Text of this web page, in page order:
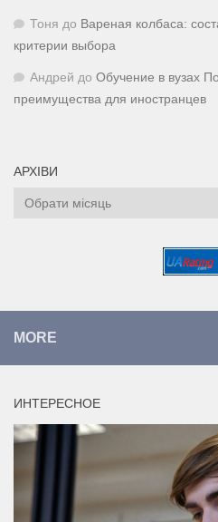
Тоня до Вареная колбаса:
критерии выбора
Андрей до Обучение в вузах
преимущества для иностранцев
АРХІВИ
Архіви
MORE
ИНТЕРЕСНОЕ